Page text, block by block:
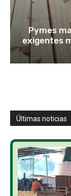
Pymes
exigentes
Últimas noticias